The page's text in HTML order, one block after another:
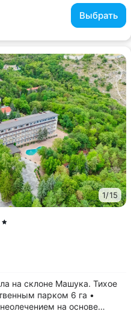
Выбрать
1/15
на склоне Машука. Тихое
парком 6 га •
на основе